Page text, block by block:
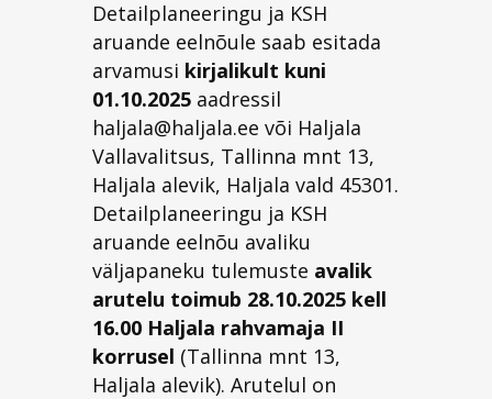
Detailplaneeringu ja KSH
aruande eelnõule saab esitada
arvamusi kirjalikult kuni
01.10.2025 aadressil
haljala@haljala.ee või Haljala
Vallavalitsus, Tallinna mnt 13,
Haljala alevik, Haljala vald 45301.
Detailplaneeringu ja KSH
aruande eelnõu avaliku
väljapaneku tulemuste avalik
arutelu toimub 28.10.2025 kell
16.00 Haljala rahvamaja II
korrusel (Tallinna mnt 13,
Haljala alevik). Arutelul on